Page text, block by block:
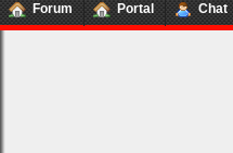
Forum Portal Chat